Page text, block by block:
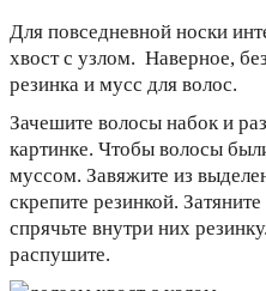
Для повседневной носки
хвост с узлом. Наверное,
резинка и мусс для волос.
Зачешите волосы набок и
картинке. Чтобы волосы
муссом. Завяжите из
скрепите резинкой.
спрячьте внутри них
распушите.